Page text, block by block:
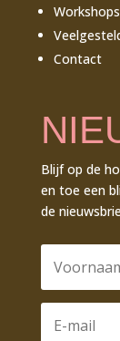
Workshops
Contact
Blijf op de
en toe een
de